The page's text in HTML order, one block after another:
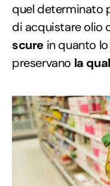
quel determinato
di acquistare olio
scure in quanto
preservano la